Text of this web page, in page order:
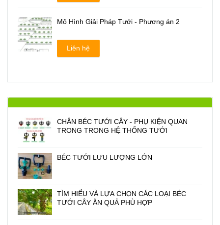
Mô Hình Giải Pháp Tưới - Phương án 2
Liên hệ
CHÂN BÉC TƯỚI CÂY - PHỤ KIỆN QUAN
TRONG TRONG HỆ THỐNG TƯỚI
BÉC TƯỚI LƯU LƯỢNG LỚN
TÌM HIỂU VÀ LỰA CHỌN CÁC LOẠI BÉC
TƯỚI CÂY ĂN QUẢ PHÙ HỢP